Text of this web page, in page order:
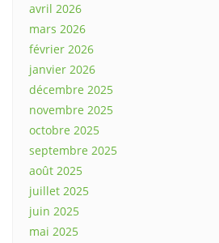
avril 2026
mars 2026
février 2026
janvier 2026
décembre 2025
novembre 2025
octobre 2025
septembre 2025
août 2025
juillet 2025
juin 2025
mai 2025